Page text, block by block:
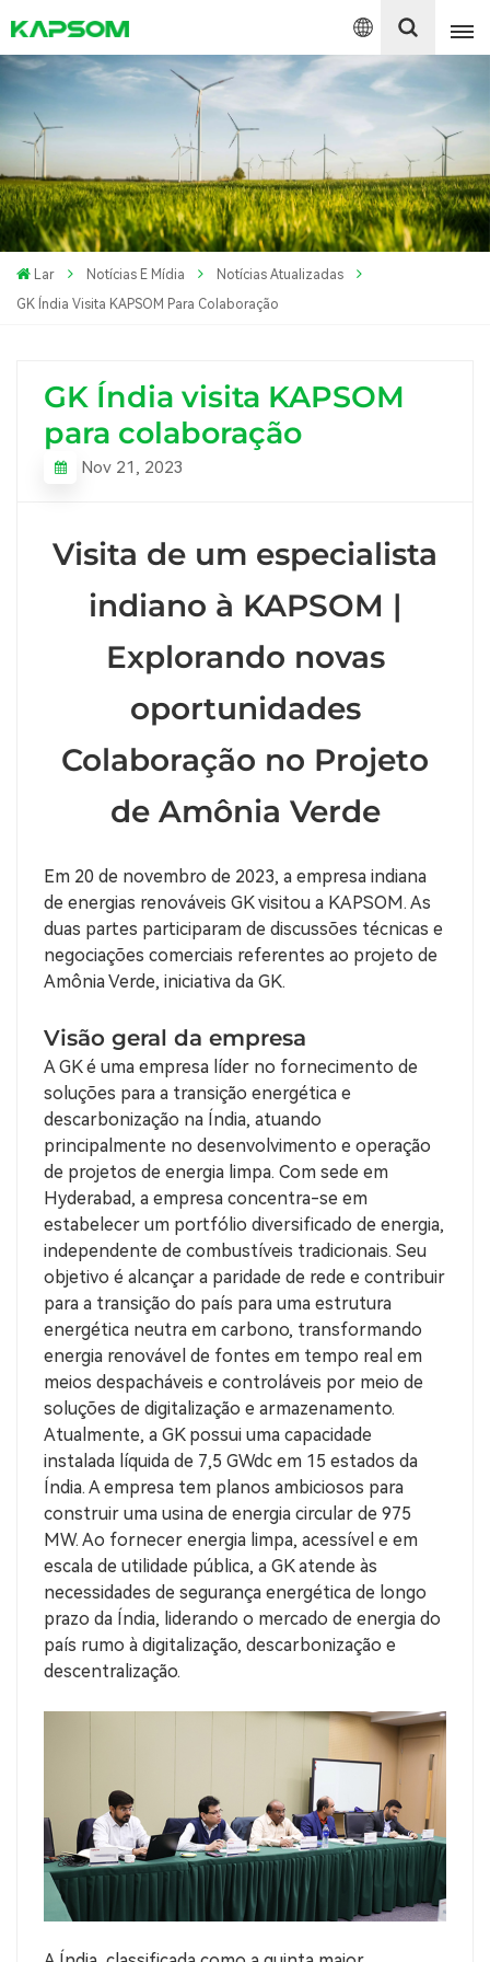
English
Español
Polski
Lar Notícias E Mídia
Notícias Atualizadas
GK Índia Visita KAPSOM Para Colaboração
GK Índia visita KAPSOM
para colaboração
Nov 21, 2023
Visita de um especialista
indiano à KAPSOM |
Explorando novas
oportunidades
Colaboração no Projeto
de Amônia Verde
Em 20 de novembro de 2023, a empresa indiana
de energias renováveis ​​GK visitou a KAPSOM. As
duas partes participaram de discussões técnicas e
negociações comerciais referentes ao projeto de
Amônia Verde, iniciativa da GK.
Visão geral da empresa
A GK é uma empresa líder no fornecimento de
soluções para a transição energética e
descarbonização na Índia, atuando
principalmente no desenvolvimento e operação
de projetos de energia limpa. Com sede em
Hyderabad, a empresa concentra-se em
estabelecer um portfólio diversificado de energia,
independente de combustíveis tradicionais. Seu
objetivo é alcançar a paridade de rede e contribuir
para a transição do país para uma estrutura
energética neutra em carbono, transformando
energia renovável de fontes em tempo real em
meios despacháveis ​​e controláveis ​​por meio de
soluções de digitalização e armazenamento.
Atualmente, a GK possui uma capacidade
instalada líquida de 7,5 GWdc em 15 estados da
Índia. A empresa tem planos ambiciosos para
construir uma usina de energia circular de 975
MW. Ao fornecer energia limpa, acessível e em
escala de utilidade pública, a GK atende às
necessidades de segurança energética de longo
prazo da Índia, liderando o mercado de energia do
país rumo à digitalização, descarbonização e
descentralização.